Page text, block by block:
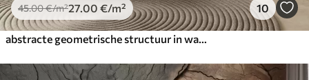
45.00€/m²27 .00 €/m² 10